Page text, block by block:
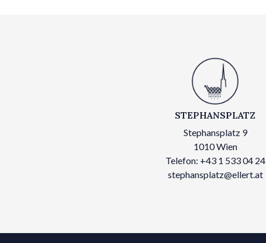
STEPHANSPLATZ
Stephansplatz 9
1010 Wien
Telefon: +43 1 533 04 24
stephansplatz@ellert.at